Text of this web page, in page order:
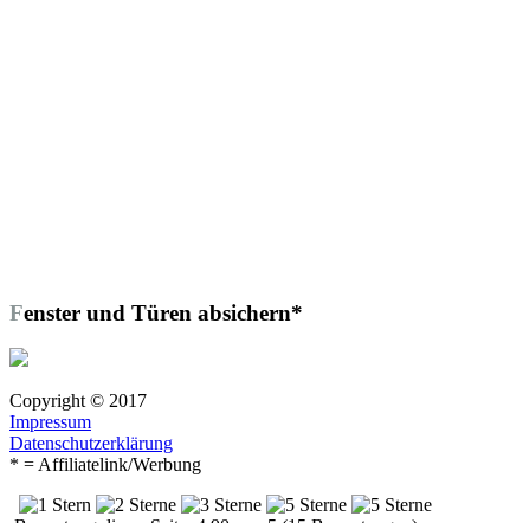
Fenster und Türen absichern*
Copyright © 2017
Impressum
Datenschutzerklärung
* = Affiliatelink/Werbung